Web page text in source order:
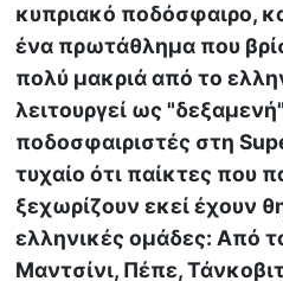
κυπριακό ποδόσφαιρο,
ένα πρωτάθλημα που
πολύ μακριά από το
λειτουργεί ως
ποδοσφαιριστές στη
τυχαίο ότι παίκτες που
ξεχωρίζουν εκεί έχουν
ελληνικές ομάδες: Από
Μαντσίνι, Πέπε,